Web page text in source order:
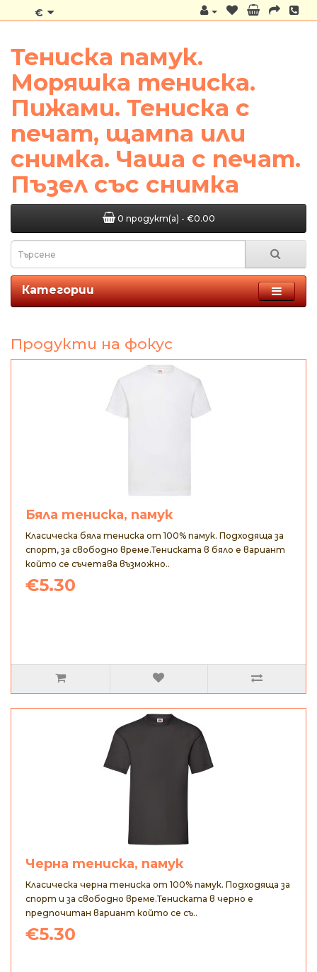
€
Тениска памук.
Моряшка тениска.
Пижами. Тениска с
печат, щампа или
снимка. Чаша с печат.
Пъзел със снимка
0 продукт(а) - €0.00
Категории
Продукти на фокус
Бяла тениска, памук
Класическа бяла тениска от 100% памук. Подходяща за
спорт, за свободно време.Тениската в бяло е вариант
който се съчетава възможно..
€5.30
Черна тениска, памук
Класическа черна тениска от 100% памук. Подходяща за
спорт и за свободно време.Тениската в черно е
предпочитан вариант който се съ..
€5.30